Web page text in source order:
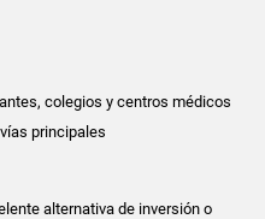
colegios y centros médicos
principales
alternativa de inversión o